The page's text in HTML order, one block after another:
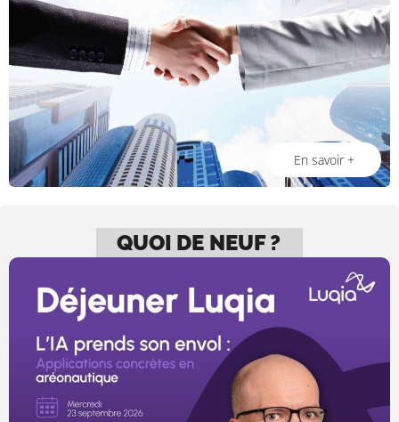
En savoir +
QUOI DE NEUF ?